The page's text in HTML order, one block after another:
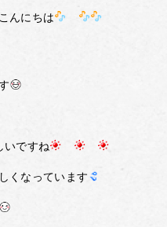
んにちは
いですね
くなっています